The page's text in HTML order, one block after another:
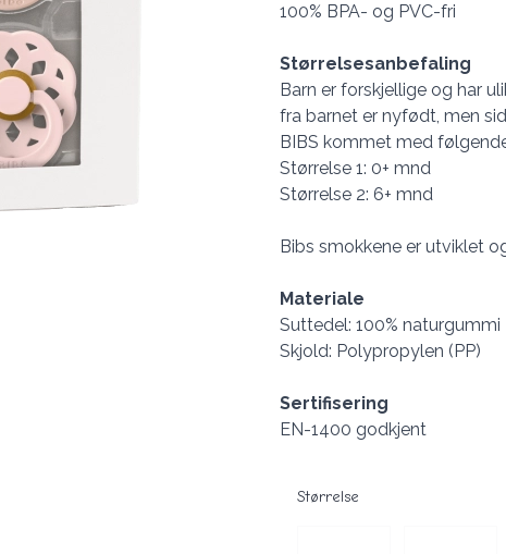
100% BPA- og PVC-fri
Størrelsesanbefaling
Barn er forskjellige og har
fra barnet er nyfødt, men
BIBS kommet med
Størrelse 1: 0+ mnd
Størrelse 2: 6+ mnd
Bibs smokkene er utviklet
Materiale
Suttedel: 100% naturgummi
Skjold: Polypropylen (PP)
Sertifisering
EN-1400 godkjent
Størrelse